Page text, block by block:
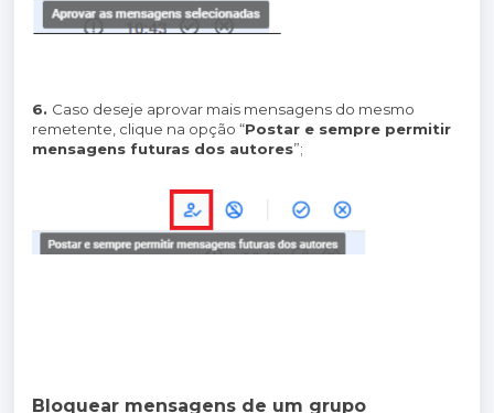
6. Caso deseje aprovar mais mensagens do mesmo
remetente, clique na opção “Postar e sempre permitir
mensagens futuras dos autores”;
Bloquear mensagens de um grupo